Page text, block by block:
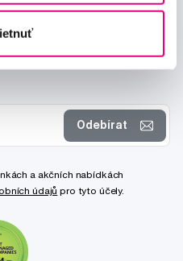
Odebírat
a akčních nabídkách
údajů pro tyto účely.